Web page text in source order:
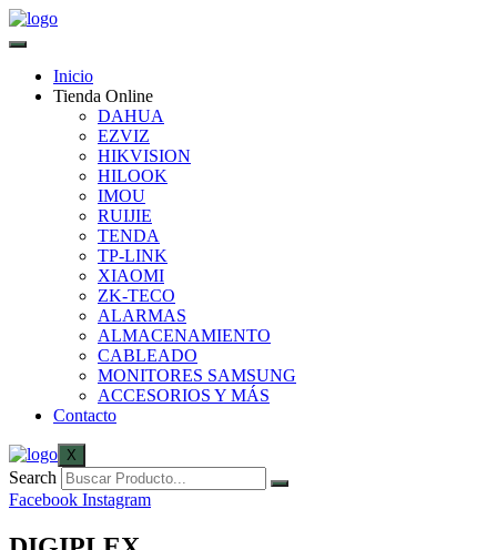
Inicio
Tienda Online
DAHUA
EZVIZ
HIKVISION
HILOOK
IMOU
RUIJIE
TENDA
TP-LINK
XIAOMI
ZK-TECO
ALARMAS
ALMACENAMIENTO
CABLEADO
MONITORES SAMSUNG
ACCESORIOS Y MÁS
Contacto
X
Search
Facebook Instagram